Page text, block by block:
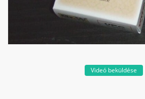
Videó beküldése